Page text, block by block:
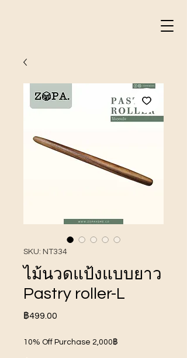
SKU: NT334
ไม้นวดแป้งแบบยาว
Pastry roller-L
฿499.00
10% Off Purchase 2,000฿